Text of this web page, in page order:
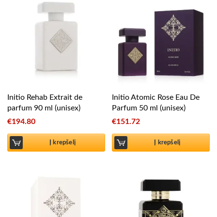
Initio Rehab Extrait de
parfum 90 ml (unisex)
€194.80
Į krepšelį
Initio Atomic Rose Eau De
Parfum 50 ml (unisex)
€151.72
Į krepšelį